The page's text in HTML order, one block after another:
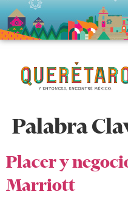
Palabra
Placer y
Marriott